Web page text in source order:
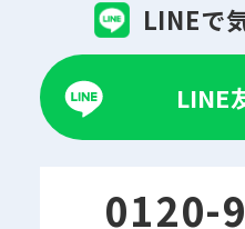
LINEで
LINE
0120-